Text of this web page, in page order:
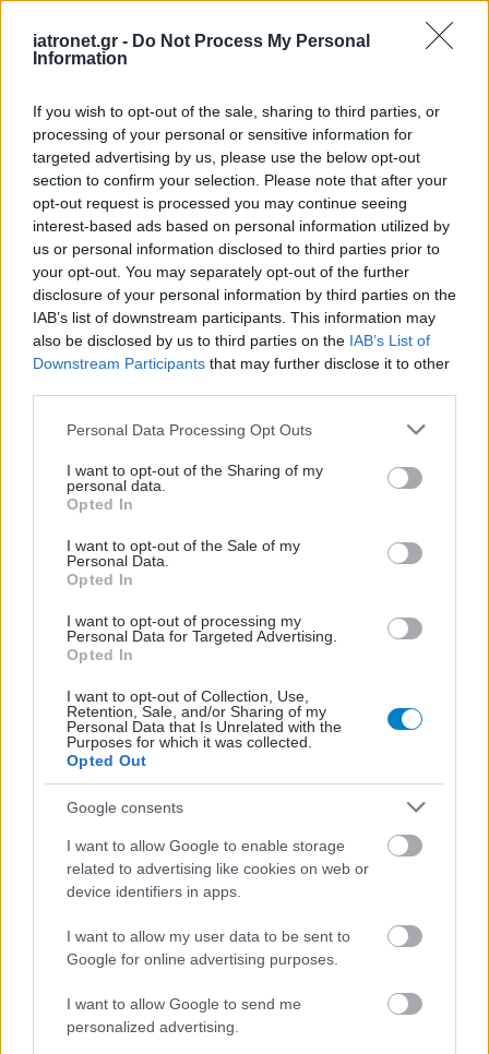
iatronet.gr - Do Not Process My Personal
Information
If you wish to opt-out of the sale, sharing to third parties, or
processing of your personal or sensitive information for
targeted advertising by us, please use the below opt-out
section to confirm your selection. Please note that after your
opt-out request is processed you may continue seeing
interest-based ads based on personal information utilized by
us or personal information disclosed to third parties prior to
your opt-out. You may separately opt-out of the further
disclosure of your personal information by third parties on the
IAB’s list of downstream participants. This information may
also be disclosed by us to third parties on the IAB’s List of
Downstream Participants that may further disclose it to other
Please note that this website/app uses one or more Google
not limited to your visit or usage behaviour. You may click to
grant or deny consent to Google and its third-party tags to
use your data for below specified purposes in below Google
consent section.
Personal Data Processing Opt Outs
I want to opt-out of the Sharing of my
personal data.
Opted In
I want to opt-out of the Sale of my
Personal Data.
Opted In
I want to opt-out of processing my
Personal Data for Targeted Advertising.
Opted In
I want to opt-out of Collection, Use,
Retention, Sale, and/or Sharing of my
Personal Data that Is Unrelated with the
Purposes for which it was collected.
Opted Out
Google consents
I want to allow Google to enable storage
related to advertising like cookies on web or
device identifiers in apps.
I want to allow my user data to be sent to
Google for online advertising purposes.
I want to allow Google to send me
personalized advertising.
shares
ΔΙΑΒΑΣΤΕ ΑΚΟΜΑ
Εύσημα Γεωργιάδη στον
γιατρό Ανάργυρο
Μαριόλη
Ολόκληρη η απόφαση
Γεωργιάδη για την
Ιατρικής στηρίζουν
δομές Υγείας της
διοίκηση στον ΠΙΣ
Συνεργασία υπουργείου
Υγείας - Airbnb.org για
δωρεάν διαμονή
γιατρών και νοσηλευτών
Η Ματίνα Παγώνη
προσωρινή πρόεδρος
στον ΠΙΣ - Η απόφαση